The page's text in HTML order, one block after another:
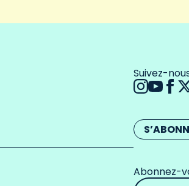
Suivez-
Abonnez-
Adresse